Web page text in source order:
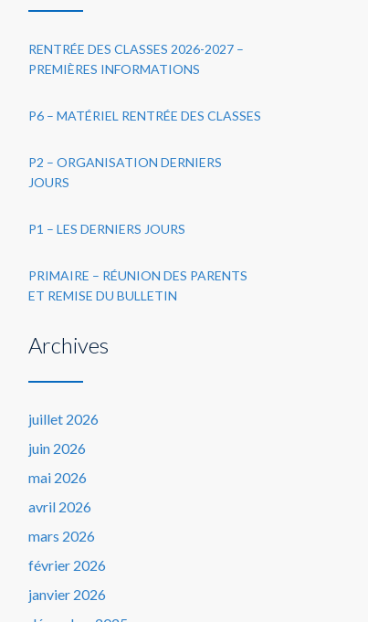
RENTRÉE DES CLASSES 2026-2027 –
PREMIÈRES INFORMATIONS
P6 – MATÉRIEL RENTRÉE DES CLASSES
P2 – ORGANISATION DERNIERS
JOURS
P1 – LES DERNIERS JOURS
PRIMAIRE – RÉUNION DES PARENTS
ET REMISE DU BULLETIN
Archives
juillet 2026
juin 2026
mai 2026
avril 2026
mars 2026
février 2026
janvier 2026